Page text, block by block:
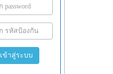
เข้าสู่ระบบ